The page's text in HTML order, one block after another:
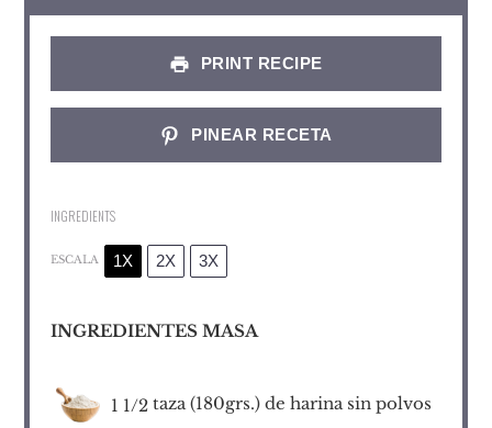
PRINT RECIPE
PINEAR RECETA
INGREDIENTS
ESCALA 1X 2X 3X
INGREDIENTES MASA
1 1/2 taza (180grs.) de harina sin polvos